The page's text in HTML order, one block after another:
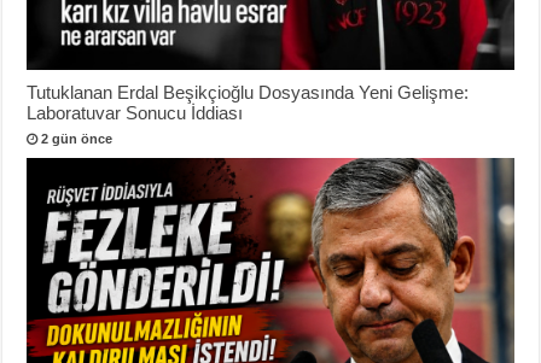
Tutuklanan Erdal Beşikçioğlu Dosyasında Yeni Gelişme:
Laboratuvar Sonucu İddiası
2 gün önce